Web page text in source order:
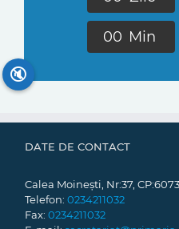
00 Min
DATE DE CONTACT
Calea Moinești, Nr:37,
Telefon: 0234211032
Fax: 0234211032
🔇